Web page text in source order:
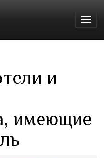
и
имеющие